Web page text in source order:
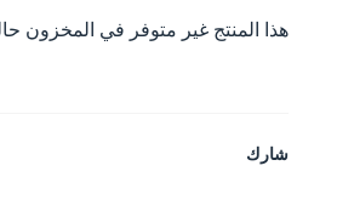
هذا المنتج غير متوفر في المخزون
شارك